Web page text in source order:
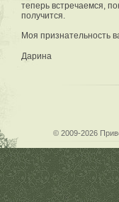
теперь встречаемся,
получится.
Моя признательность
Дарина
© 2009-2026